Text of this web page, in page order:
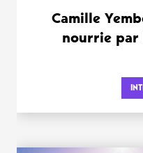
Camille
nourrie par